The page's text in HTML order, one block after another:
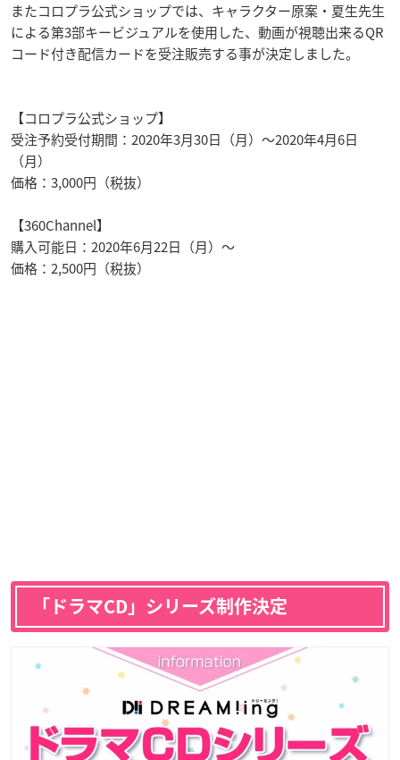
またコロプラ公式ショップでは、キャラクター原案・夏生先生
による第3部キービジュアルを使用した、動画が視聴出来るQR
コード付き配信カードを受注販売する事が決定しました。
【コロプラ公式ショップ】
受注予約受付期間：2020年3月30日（月）～2020年4月6日
（月）
価格：3,000円（税抜）
【360Channel】
購入可能日：2020年6月22日（月）～
価格：2,500円（税抜）
「ドラマCD」シリーズ制作決定